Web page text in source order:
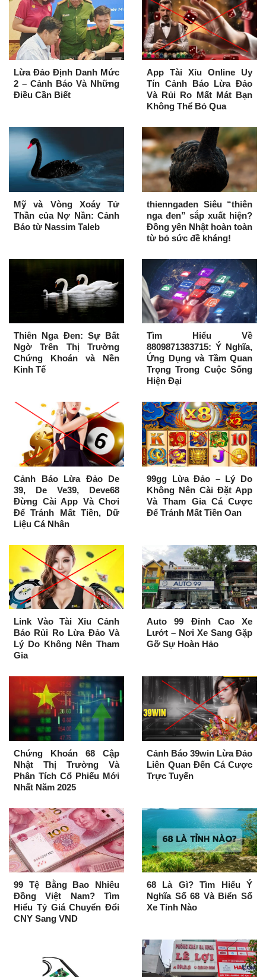
Lừa Đảo Định Danh Mức
2 – Cảnh Báo Và Những
Điều Cần Biết
App Tài Xỉu Online Uy
Tín Cảnh Báo Lừa Đảo
Và Rủi Ro Mất Mát Bạn
Không Thể Bỏ Qua
Mỹ và Vòng Xoáy Tử
Thần của Nợ Nần: Cảnh
Báo từ Nassim Taleb
thienngaden Siêu “thiên
nga đen” sắp xuất hiện?
Đồng yên Nhật hoàn toàn
từ bỏ sức đề kháng!
Thiên Nga Đen: Sự Bất
Ngờ Trên Thị Trường
Chứng Khoán và Nền
Kinh Tế
Tìm Hiểu Về
8809871383715: Ý Nghĩa,
Ứng Dụng và Tầm Quan
Trọng Trong Cuộc Sống
Hiện Đại
Cảnh Báo Lừa Đảo De
39, De Ve39, Deve68
Đừng Cài App Và Chơi
Để Tránh Mất Tiền, Dữ
Liệu Cá Nhân
99gg Lừa Đảo – Lý Do
Không Nên Cài Đặt App
Và Tham Gia Cá Cược
Để Tránh Mất Tiền Oan
Link Vào Tài Xỉu Cảnh
Báo Rủi Ro Lừa Đảo Và
Lý Do Không Nên Tham
Gia
Auto 99 Đỉnh Cao Xe
Lướt – Nơi Xe Sang Gặp
Gỡ Sự Hoàn Hảo
Chứng Khoán 68 Cập
Nhật Thị Trường Và
Phân Tích Cổ Phiếu Mới
Nhất Năm 2025
Cảnh Báo 39win Lừa Đảo
Liên Quan Đến Cá Cược
Trực Tuyến
99 Tệ Bằng Bao Nhiêu
Đồng Việt Nam? Tìm
Hiểu Tỷ Giá Chuyển Đổi
CNY Sang VND
68 Là Gì? Tìm Hiểu Ý
Nghĩa Số 68 Và Biển Số
Xe Tỉnh Nào